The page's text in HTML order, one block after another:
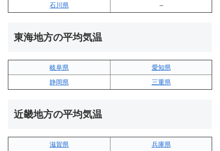
石川県
–
東海地方の平均気温
岐阜県
愛知県
静岡県
三重県
近畿地方の平均気温
滋賀県
兵庫県